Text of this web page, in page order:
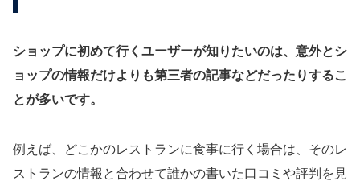
ショップに初めて行くユーザーが知りたいのは、意外とシ
ョップの情報だけよりも第三者の記事などだったりするこ
とが多いです。
例えば、どこかのレストランに食事に行く場合は、そのレ
ストランの情報と合わせて誰かの書いた口コミや評判を見